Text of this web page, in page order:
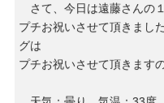
さて、今日は遠藤さんの
プチお祝いさせて頂きまし
グは
プチお祝いさせて頂きます